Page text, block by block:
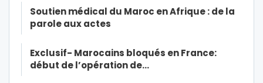
Soutien médical du Maroc en Afrique : de la
parole aux actes
Exclusif- Marocains bloqués en France:
début de l’opération de…